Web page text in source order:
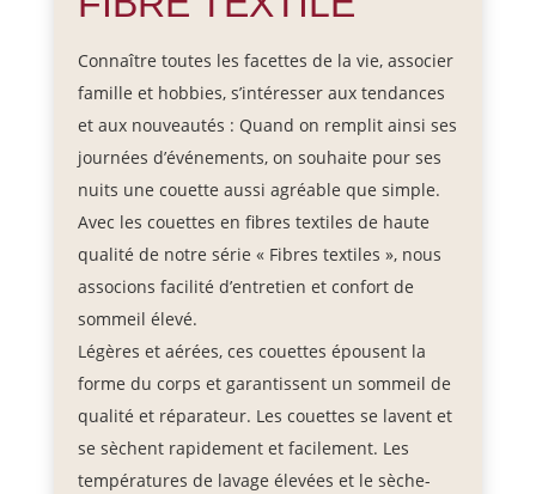
Connaître toutes les facettes de la vie, associer
famille et hobbies, s’intéresser aux tendances
et aux nouveautés : Quand on remplit ainsi ses
journées d’événements, on souhaite pour ses
nuits une couette aussi agréable que simple.
Avec les couettes en fibres textiles de haute
qualité de notre série « Fibres textiles », nous
associons facilité d’entretien et confort de
sommeil élevé.
Légères et aérées, ces couettes épousent la
forme du corps et garantissent un sommeil de
qualité et réparateur. Les couettes se lavent et
se sèchent rapidement et facilement. Les
températures de lavage élevées et le sèche-